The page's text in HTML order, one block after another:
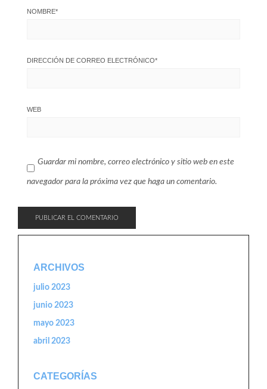
NOMBRE*
DIRECCIÓN DE CORREO ELECTRÓNICO*
WEB
Guardar mi nombre, correo electrónico y sitio web en este
navegador para la próxima vez que haga un comentario.
ARCHIVOS
julio 2023
junio 2023
mayo 2023
abril 2023
CATEGORÍAS